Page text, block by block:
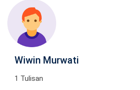
Wiwin Murwati
1 Tulisan